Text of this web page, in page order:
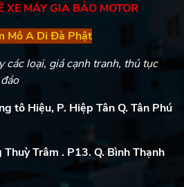
MÁY GIA BẢO MOTOR
Mô A Di Đà Phật
các loại, giá cạnh tranh, thủ tục
tô Hiệu, P. Hiệp Tân Q. Tân Phú
Trâm . P13. Q. Bình Thạnh